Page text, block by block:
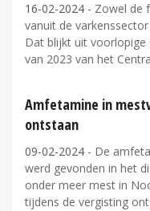
16-02-2024 - Zowel de
vanuit de
Dat blijkt uit
van 2023 van het
Amfetamine in
ontstaan
09-02-2024 - De
werd gevonden in het
onder meer mest in
tijdens de vergisting